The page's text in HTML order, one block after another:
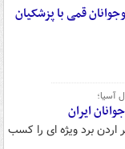
قمی با پزشکیان
ایران
اردن برد ویژه ای را کسب‌